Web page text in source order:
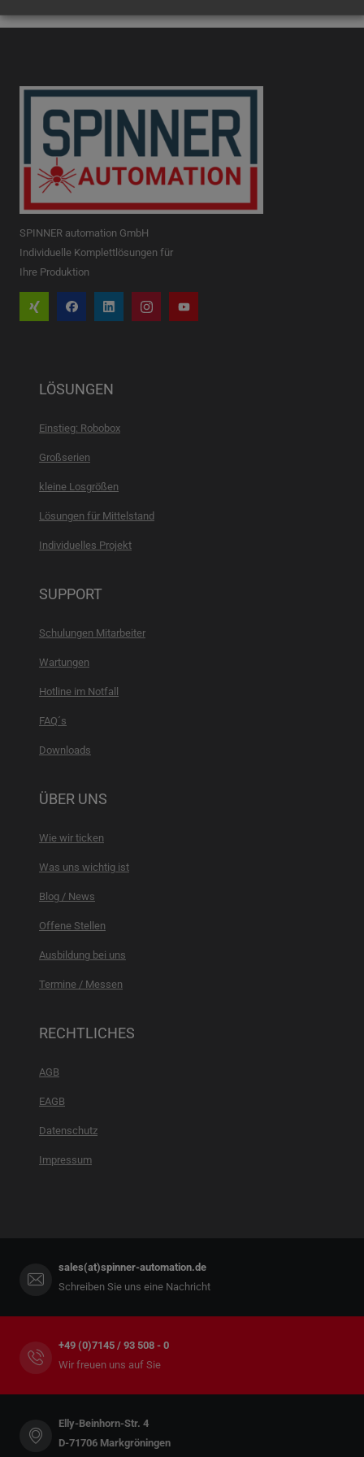
SPINNER automation GmbH
Individuelle Komplettlösungen für
Ihre Produktion
LÖSUNGEN
Einstieg: Robobox
Großserien
kleine Losgrößen
Lösungen für Mittelstand
Individuelles Projekt
SUPPORT
Schulungen Mitarbeiter
Wartungen
Hotline im Notfall
FAQ´s
Downloads
ÜBER UNS
Wie wir ticken
Was uns wichtig ist
Blog / News
Offene Stellen
Ausbildung bei uns
Termine / Messen
RECHTLICHES
AGB
EAGB
Datenschutz
Impressum
sales(at)spinner-automation.de
Schreiben Sie uns eine Nachricht
+49 (0)7145 / 93 508 - 0
Wir freuen uns auf Sie
Elly-Beinhorn-Str. 4
D-71706 Markgröningen